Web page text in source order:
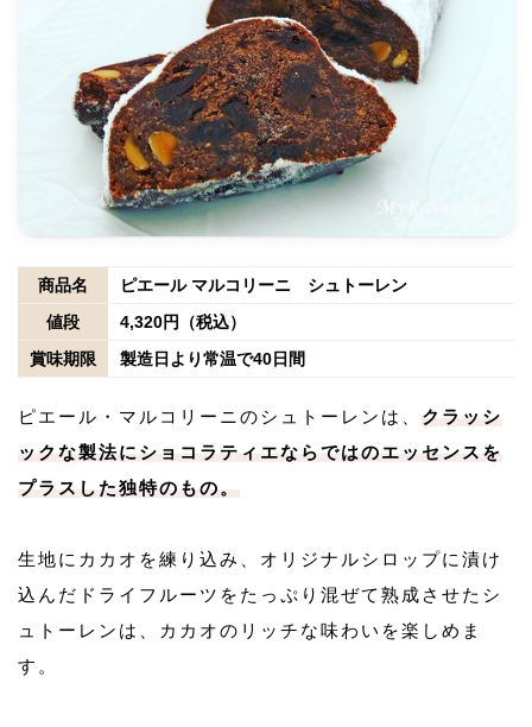
商品名
ピエール マルコリーニ シュトーレン
値段
4,320円（税込）
賞味期限
製造日より常温で40日間
ピエール・マルコリーニのシュトーレンは、 クラッシ
ックな製法にショコラティエならではのエッセンスを
プラスした独特のもの。
生地にカカオを練り込み、オリジナルシロップに漬け
込んだドライフルーツをたっぷり混ぜて熟成させたシ
ュトーレンは、カカオのリッチな味わいを楽しめま
す。